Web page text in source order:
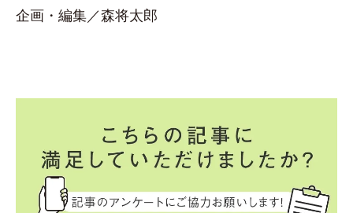
企画・編集／森将太郎